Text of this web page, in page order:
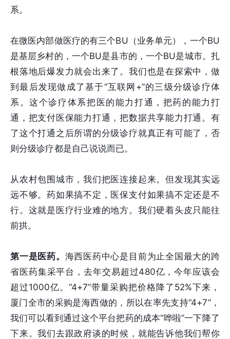
系。
在微医内部做医疗的有三个BU（业务单元），一个BU
是基层乡村的，一个BU是县市的，一个BU是城市。扎
根落地后爆发力就会出来了。我们也是在探索中，做
到最后发现做成了基于“互联网+”的三级分级诊疗体
系。这个诊疗体系把医的能力打通，把药的能力打
通，把支付医保能力打通，把数据共享能力打通。有
了这个打通之后所谓的分级诊疗就真正有可能了，否
则分级诊疗都是自己说说而已。
从农村包围城市，我们把医连接起来。但发现其实远
远不够。药如果搞不定，医保支付如果搞不定还是不
行。这就是医疗行业难的地方。我们硬着头皮只能往
前拱。
第一是医药。 海西医药中心是目前为止全国最大的跨
省医药集采平台，去年交易超过480亿，今年应该会
超过1000亿。“4+7”带量采购把价格降了52%下来，
厦门全市的采购是海西做的，所以在率先支持“4+7”，
我们可以看到通过这个平台把药的成本“哗啦”一下降了
下来。我们去跟政府谈的时候，就能告诉他我们帮你